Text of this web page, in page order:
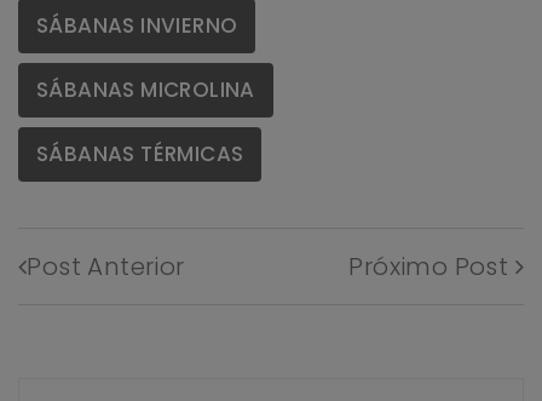
SÁBANAS INVIERNO
SÁBANAS MICROLINA
SÁBANAS TÉRMICAS
Post Anterior Próximo Post